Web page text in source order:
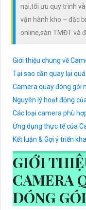
nại,tối ưu quy trình
vận hành kho – đặc
online,sàn TMĐT và
Giới thiệu chung về
Tại sao cần quay lại
Camera quay đóng gói
Nguyên lý hoạt động
Các loại camera phù
Ứng dụng thực tế của
Kết luận & Gợi ý triển
GIỚI
CAMERA
ĐÓNG